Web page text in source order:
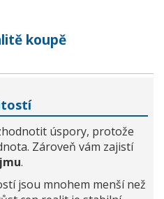
koupě
úspory, protože
Zároveň vám zajistí
.
jsou mnohem menší než